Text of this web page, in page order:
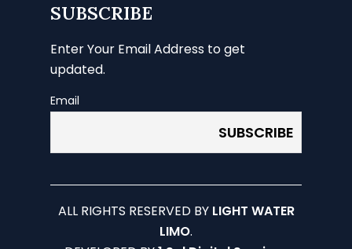
SUBSCRIBE
Enter Your Email Address to get
updated.
Email
ALL RIGHTS RESERVED BY LIGHT WATER
LIMO.